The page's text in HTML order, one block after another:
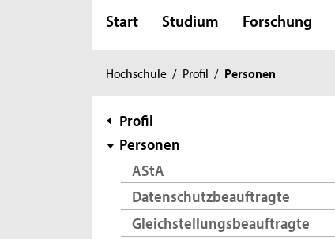
Start Studium Forschung
Sie
hier:
Hochschule / Profil / Personen
Subnavigation
Profil
Personen
AStA
Datenschutzbeauftragte
Gleichstellungsbeauftragte